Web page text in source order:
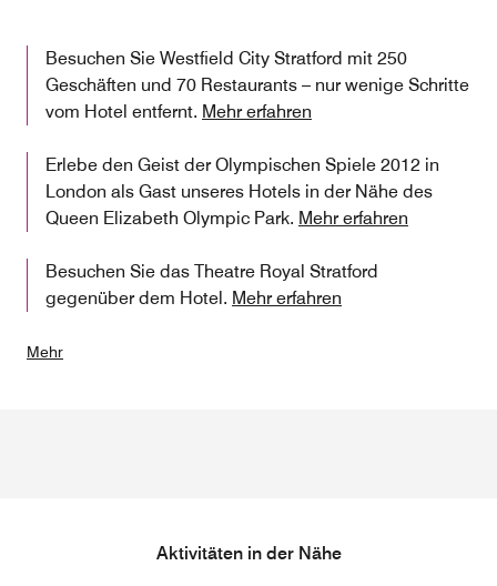
Besuchen Sie Westfield City Stratford mit 250
Geschäften und 70 Restaurants – nur wenige Schritte
vom Hotel entfernt. Mehr erfahren
Erlebe den Geist der Olympischen Spiele 2012 in
London als Gast unseres Hotels in der Nähe des
Queen Elizabeth Olympic Park. Mehr erfahren
Besuchen Sie das Theatre Royal Stratford
gegenüber dem Hotel. Mehr erfahren
Mehr
Aktivitäten in der Nähe